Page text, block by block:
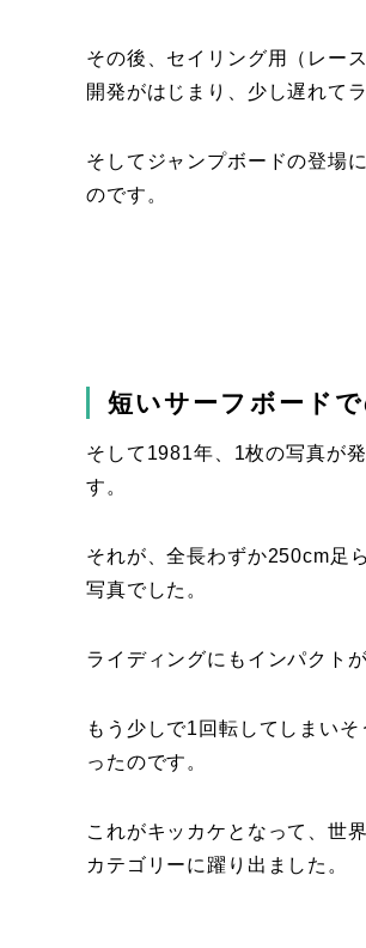
その後、セイリング用（レー
開発がはじまり、少し遅れて
そしてジャンプボードの登場
のです。
短いサーフボード
そして1981年、1枚の写真が
す。
それが、全長わずか250cm足
写真でした。
ライディングにもインパクト
もう少しで1回転してしまい
ったのです。
これがキッカケとなって、世
カテゴリーに躍り出ました。